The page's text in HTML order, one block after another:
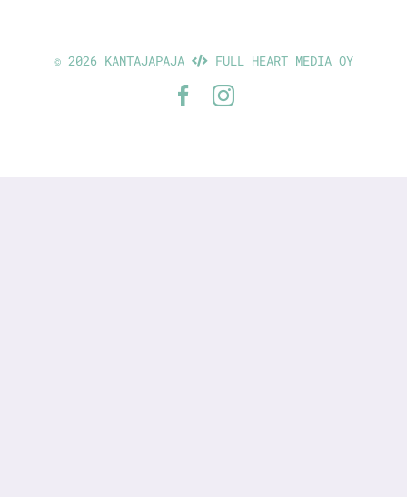
© 2026 KANTAJAPAJA FULL HEART MEDIA OY
Facebook
Instagram